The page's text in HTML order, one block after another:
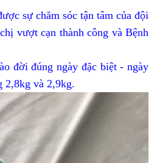
sự chăm sóc tận tâm của đội
vượt cạn thành công và Bệnh
đời đúng ngày đặc biệt - ngày
2,8kg và 2,9kg.